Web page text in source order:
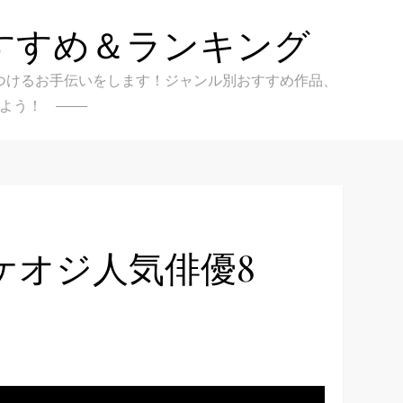
すめ＆ランキング
るお手伝いをします！ジャンル別おすすめ作品、
う！
オジ人気俳優8